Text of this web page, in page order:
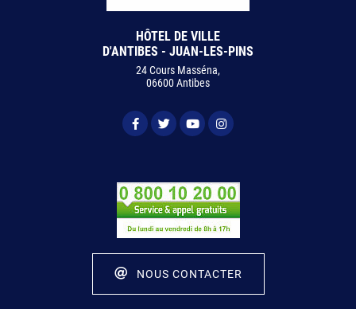
HÔTEL DE VILLE
D'ANTIBES - JUAN-LES-PINS
24 Cours Masséna,
06600 Antibes
NOUS CONTACTER